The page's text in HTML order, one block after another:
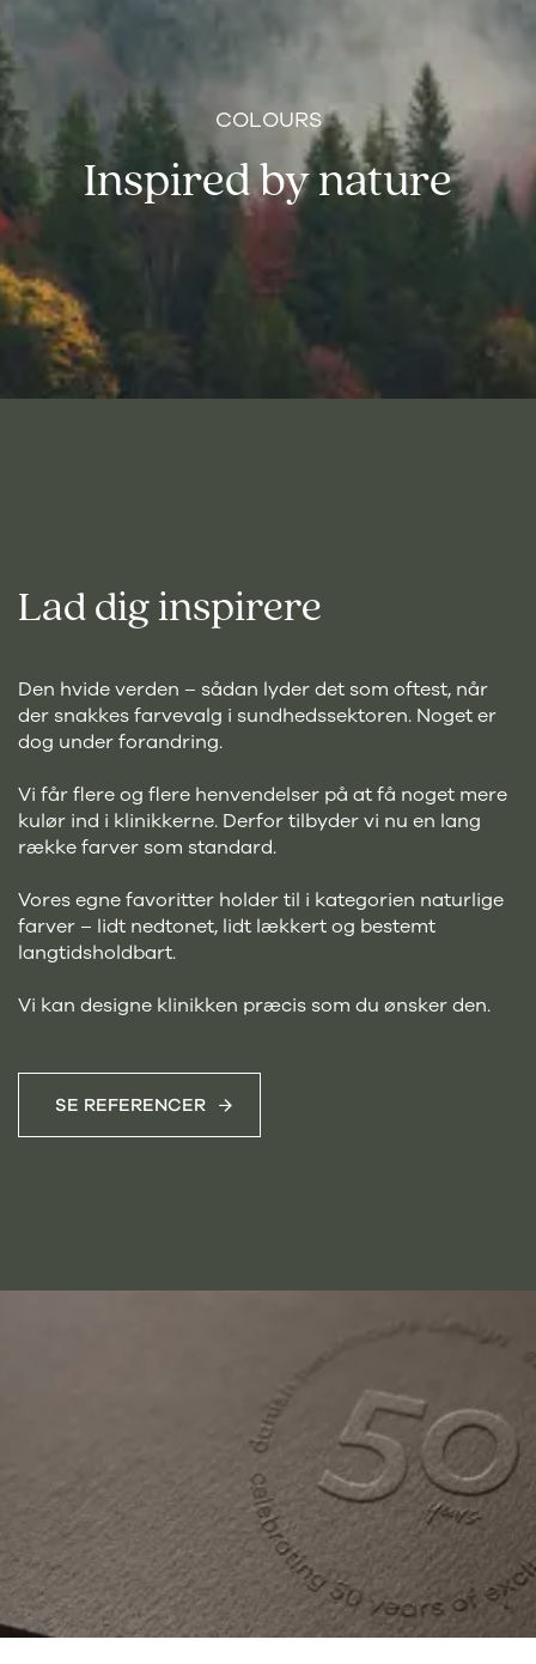
COLOURS
Inspired by nature
Lad dig inspirere
Den hvide verden – sådan lyder det som oftest, når
der snakkes farvevalg i sundhedssektoren. Noget er
dog under forandring.
Vi får flere og flere henvendelser på at få noget mere
kulør ind i klinikkerne. Derfor tilbyder vi nu en lang
række farver som standard.
Vores egne favoritter holder til i kategorien naturlige
farver – lidt nedtonet, lidt lækkert og bestemt
langtidsholdbart.
Vi kan designe klinikken præcis som du ønsker den.
SE REFERENCER